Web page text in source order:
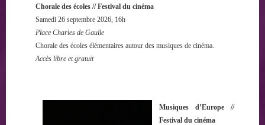
Chorale des écoles // Festival du cinéma
Samedi 26 septembre 2026, 16h
Place Charles de Gaulle
Chorale des écoles élémentaires autour des musiques de cinéma.
Accès libre et gratuit
Musiques d’Europe //
Festival du cinéma